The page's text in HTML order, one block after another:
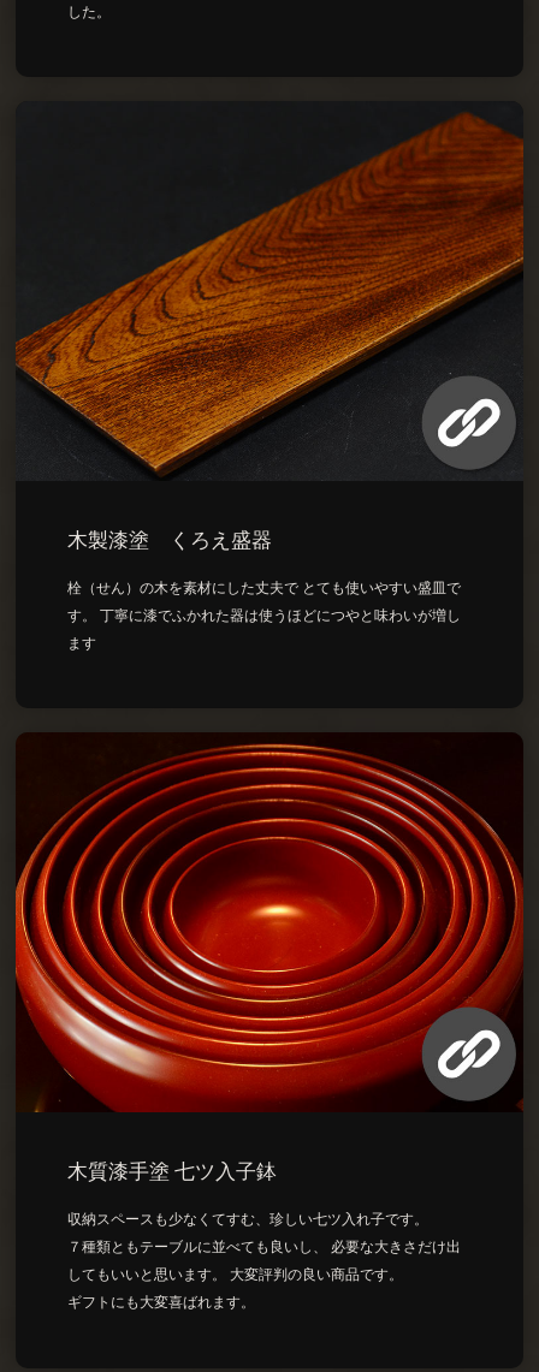
した。
木製漆塗 くろえ盛器
栓（せん）の木を素材にした丈夫で とても使いやすい盛皿で
す。 丁寧に漆でふかれた器は使うほどにつやと味わいが増し
ます
木質漆手塗 七ツ入子鉢
収納スペースも少なくてすむ、珍しい七ツ入れ子です。
７種類ともテーブルに並べても良いし、 必要な大きさだけ出
してもいいと思います。 大変評判の良い商品です。
ギフトにも大変喜ばれます。